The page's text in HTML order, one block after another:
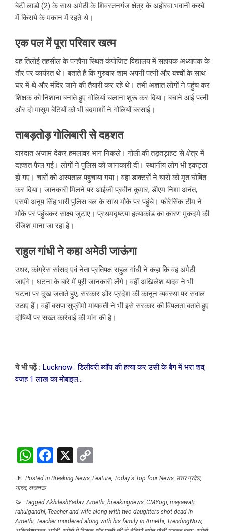
बेटी लाडो (2) के साथ अमेठी के शिवरतनगंज क्षेत्र के अहोरवा भवानी कस्बे
में किराये के मकान में रहते थे।
एक पल में पूरा परिवार खत्म
वह तिलोई तहसील के पन्हौना स्थित कंपोजिट विद्यालय में सहायक अध्यापक के
तौर पर कार्यरत थे। बताते हैं कि गुरुवार शाम अपनी पत्नी और बच्चों के साथ
घर में थे और मंदिर जाने की तैयारी कर रहे थे। तभी अज्ञात लोगों ने पहुंच कर
शिक्षक को निशाना बनाते हुए गोलियां चलाना शुरू कर दिया। बचाने आई पत्नी
और दो मासूम बेटियों को भी बदमाशों ने गोलियों बरसाईं।
ताबड़तोड़ गोलिबारी से दहशत
वारदात अंजाम देकर हमलावर भाग निकले। गोली की तड़तड़ाहट से क्षेत्र में
दहशत फैल गई। लोगों ने पुलिस को जानकारी दी। स्थानीय लोग भी इकट्ठा
हो गए। चारों को अस्पताल पहुंचाया गया। वहां डाक्टरों ने चारों को मृत घोषित
कर दिया। जानकारी मिलने पर आईजी प्रवीन कुमार, डीएम निशा अनंत,
एसपी अनूप सिंह भारी पुलिस बल के साथ मौके पर पहुंचे। फोरेसिंक टीम ने
मौके पर पहुंचकर साक्ष्य जुटाए। प्रथमदृष्टया हत्याकांड का कारण मुकदमे की
रंजिश माना जा रहा है।
राहुल गांधी ने कहा अमेठी जाऊंगा
उधर, कांग्रेस सांसद एवं नेता प्रतिपक्ष राहुल गांधी ने कहा कि वह अमेठी
जाएंगे। घटना के बारे में पूरी जानकारी लेंगे। वहीं अखिलेश यादव ने भी
घटना पर दुख जताते हुए, सरकार और प्रदेश की कानून व्यवस्था पर सवाल
उठाए हैं। वहीं बसपा सुप्रीमो मायावती ने भी इसे सरकार की विपलता बताते हुए
दोषियों पर सख्त कार्रवाई की मांग की है।
ये भी पढ़ें : Lucknow : डिलीवरी ब्यॉय की हत्या कर उसी के बैग में भरा शव,
वजह 1 लाख का मोबाइल…
WhatsApp
Facebook
X
Link
Posted in Breaking News Feature Today's Top four News उत्तर प्रदेश,
भारत, लखनऊ
Tagged AkhileshYadav, Amethi breakingnews CMYogi mayawati
rahulgandhi Teacher and wife along with two daughters shot dead in
Amethi Teacher murdered along with his family in Amethi TrendingNow,